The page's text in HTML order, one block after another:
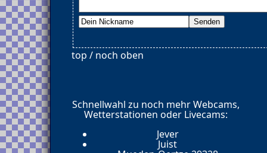
top / noch oben
Schnellwahl zu noch mehr Webcams,
Wetterstationen oder Livecams:
Jever
Juist